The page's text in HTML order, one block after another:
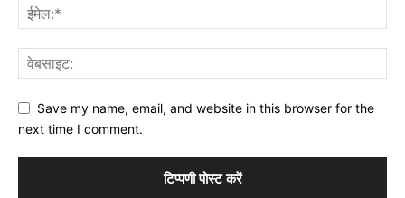
Save my name, email, and website in this browser for the
next time I comment.